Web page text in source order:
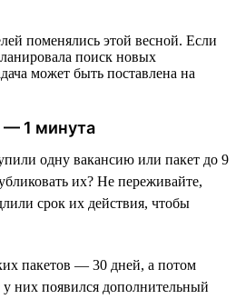
поменялись этой весной. Если
поиск новых
может быть поставлена на
1 минута
одну вакансию или пакет до 9
их? Не переживайте,
срок их действия, чтобы
пакетов — 30 дней, а потом
них появился дополнительный